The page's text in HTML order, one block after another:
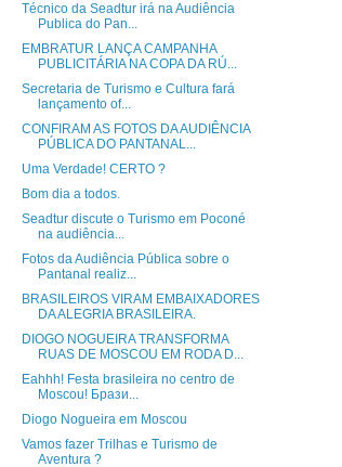
Técnico da Seadtur irá na Audiência
Publica do Pan...
EMBRATUR LANÇA CAMPANHA
PUBLICITÁRIA NA COPA DA RÚ...
Secretaria de Turismo e Cultura fará
lançamento of...
CONFIRAM AS FOTOS DA AUDIÊNCIA
PÚBLICA DO PANTANAL...
Uma Verdade! CERTO ?
Bom dia a todos.
Seadtur discute o Turismo em Poconé
na audiência...
Fotos da Audiência Pública sobre o
Pantanal realiz...
BRASILEIROS VIRAM EMBAIXADORES
DA ALEGRIA BRASILEIRA.
DIOGO NOGUEIRA TRANSFORMA
RUAS DE MOSCOU EM RODA D...
Eahhh! Festa brasileira no centro de
Moscou! Брази...
Diogo Nogueira em Moscou
Vamos fazer Trilhas e Turismo de
Aventura ?